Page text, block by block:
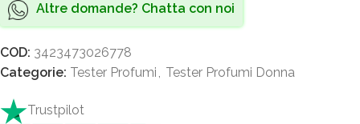
Altre domande? Chatta con noi
COD: 3423473026778
Categorie: Tester Profumi Tester Profumi Donna
Trustpilot